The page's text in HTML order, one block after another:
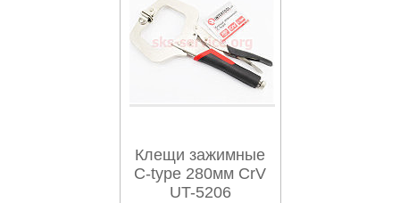
Клещи зажимные
C-type 280мм CrV
UT-5206